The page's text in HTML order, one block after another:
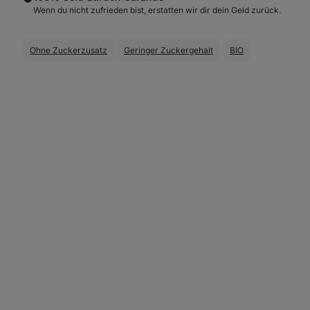
Wenn du nicht zufrieden bist, erstatten wir dir dein Geld zurück.
Ohne Zuckerzusatz Geringer Zuckergehalt BIO